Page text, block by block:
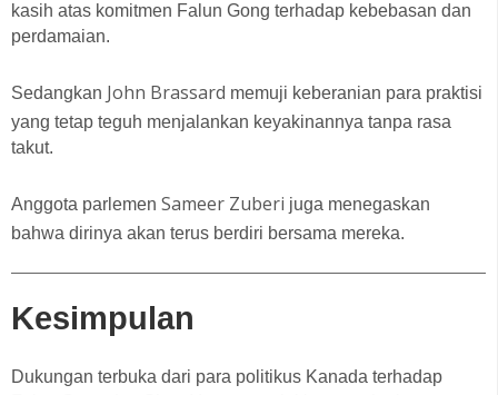
kasih atas komitmen Falun Gong terhadap kebebasan dan
perdamaian.
Sedangkan John Brassard memuji keberanian para praktisi
yang tetap teguh menjalankan keyakinannya tanpa rasa
takut.
Anggota parlemen Sameer Zuberi juga menegaskan
bahwa dirinya akan terus berdiri bersama mereka.
Kesimpulan
Dukungan terbuka dari para politikus Kanada terhadap